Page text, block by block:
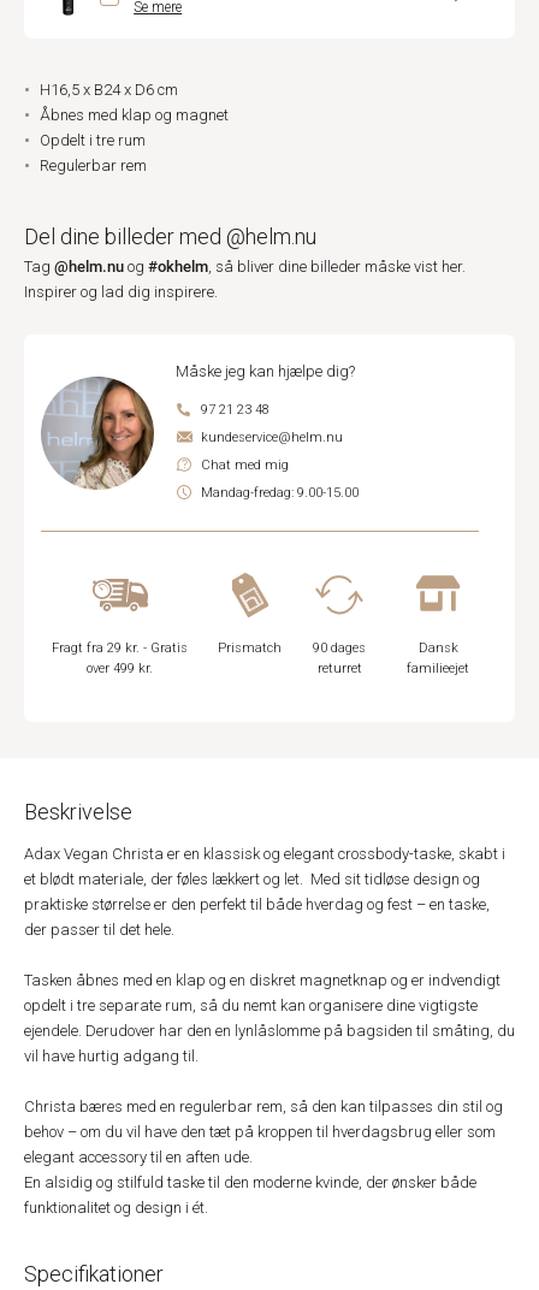
Se mere
H16,5 x B24 x D6 cm
Åbnes med klap og magnet
Opdelt i tre rum
Regulerbar rem
Del dine billeder med @helm.nu
Tag @helm.nu og #okhelm, så bliver dine billeder måske vist her.
Inspirer og lad dig inspirere.
Måske jeg kan hjælpe dig?
97 21 23 48
kundeservice@helm.nu
Chat med mig
Mandag-fredag: 9.00-15.00
Fragt fra 29 kr. - Gratis
over 499 kr.
Prismatch
90 dages
returret
Dansk
familieejet
Beskrivelse
Adax Vegan Christa er en klassisk og elegant crossbody-taske, skabt i
et blødt materiale, der føles lækkert og let. Med sit tidløse design og
praktiske størrelse er den perfekt til både hverdag og fest – en taske,
der passer til det hele.
Tasken åbnes med en klap og en diskret magnetknap og er indvendigt
opdelt i tre separate rum, så du nemt kan organisere dine vigtigste
ejendele. Derudover har den en lynlåslomme på bagsiden til småting, du
vil have hurtig adgang til.
Christa bæres med en regulerbar rem, så den kan tilpasses din stil og
behov – om du vil have den tæt på kroppen til hverdagsbrug eller som
elegant accessory til en aften ude.
En alsidig og stilfuld taske til den moderne kvinde, der ønsker både
funktionalitet og design i ét.
Specifikationer